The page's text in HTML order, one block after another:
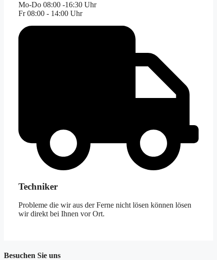
Mo-Do 08:00 -16:30 Uhr
Fr 08:00 - 14:00 Uhr
Techniker
Probleme die wir aus der Ferne nicht lösen können lösen
wir direkt bei Ihnen vor Ort.
Besuchen Sie uns